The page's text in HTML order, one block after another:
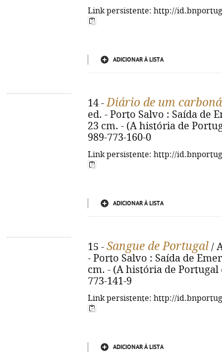
Link persistente: http://
ADICIONAR À LISTA
14 -Diário de um
ed. - Porto Salvo : Saída de
23 cm. - (A história de
989-773-160-0
Link persistente: http://
ADICIONAR À LISTA
15 - Sangue de Portugal /
- Porto Salvo : Saída de
cm. - (A história de Portugal
773-141-9
Link persistente: http://
ADICIONAR À LISTA